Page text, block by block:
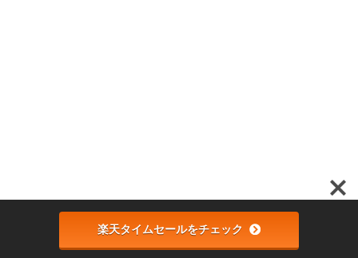
楽天タイムセールをチェック